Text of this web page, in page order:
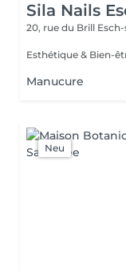
Sila Nails
20, rue du Brill
Manucure
Neu